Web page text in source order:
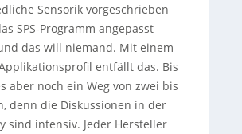
Sensorik vorgeschrieben
SPS-Programm angepasst
das will niemand. Mit einem
entfällt das. Bis
aber noch ein Weg von zwei bis
denn die Diskussionen in der
sind intensiv. Jeder Hersteller